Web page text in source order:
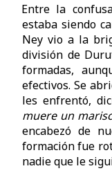
Entre la
estaba siendo
Ney vio a la
división de
formadas,
efectivos. Se
les enfrentó,
muere un
encabezó de
formación fue
nadie que le